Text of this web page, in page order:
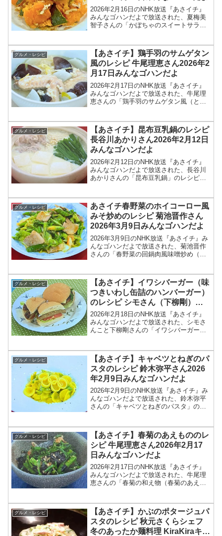
2026年2月16日のNHK放送『あさイチ』
みんなゴハンだよで放送された、夏梅美
智子さんの「かぼちゃのスイートサラ
夏梅美智子さんが登場！レンチンしたカ
ボチャに、塩・く...
グルメ・レシピ
【あさイチ】鶏手羽のサムゲタン
風のレシピ 牛尾理恵さん2026年2
月17日みんなゴハンだよ
2026年2月17日のNHK放送『あさイチ』
みんなゴハンだよで放送された、牛尾理
恵さんの「鶏手羽のサムゲタン風（とり
は、料理研究家の牛尾理恵さんが登場！
鶏手羽で作る参鶏...
グルメ・レシピ
【あさイチ】昆布豆乳鍋のレシピ
長谷川あかりさん2026年2月12日
みんなゴハンだよ
2026年2月12日のNHK放送『あさイチ』
みんなゴハンだよで放送された、長谷川
あかりさんの「昆布豆乳鍋」のレシピを
んが登場！具材を入れて煮るだけのノン
オイル鍋のレシ...
グルメ・レシピ
あさイチ春野菜のホイコーロー風
みそ炒めのレシピ 菊池晋作さん
2026年3月9日みんなゴハンだよ
2026年3月9日のNHK放送『あさイチ』み
んなゴハンだよで放送された、菊池晋作
さんの「春野菜の回鍋肉風味噌炒め（春
なゴハンだよは、料理研究家の菊池晋作
さんが登場！豆...
グルメ・レシピ
【あさイチ】イワシバーガー（味
つきいわし缶詰のハンバーガー）
のレシピ シモさん（下柳剛）
2026年2月18日
2026年2月18日のNHK放送『あさイチ』
みんなゴハンだよで放送された、シモさ
んこと下柳剛さんの「イワシバーガー
みんなゴハンだよは、元プロ野球選手
で、現在プロ野球開...
グルメ・レシピ
【あさイチ】キャベツとねぎのパ
スタのレシピ 鈴木弥平さん2026
年2月9日みんなゴハンだよ
2026年2月9日のNHK放送『あさイチ』み
んなゴハンだよで放送された、鈴木弥平
さんの「キャベツとねぎのパスタ」のレ
ーナーシェフの鈴木弥平さんが登場！ミ
ラノ・コルティ...
グルメ・レシピ
【あさイチ】春菊のあえもののレ
シピ 牛尾理恵さん2026年2月17
日みんなゴハンだよ
2026年2月17日のNHK放送『あさイチ』
みんなゴハンだよで放送された、牛尾理
恵さんの「春菊の和え物（春菊のあえも
の牛尾理恵さんが登場！春菊のあえもの
のレシピを教え...
グルメ・レシピ
【あさイチ】かぶのポタージュパ
スタのレシピ 秋元さくらシェフ
冬のあったか麺料理 KiraKiraキッ